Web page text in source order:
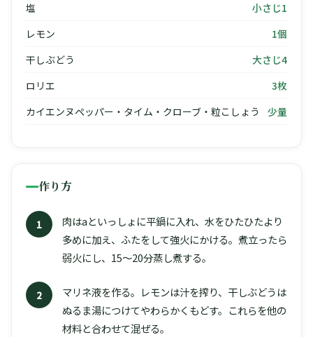
塩
小さじ1
レモン
1個
干しぶどう
大さじ4
ロリエ
3枚
カイエンヌペッパー・タイム・クローブ・粒こしょう
少量
作り方
1
肉はaといっしょに平鍋に入れ、水をひたひたより
多めに加え、ふたをして強火にかける。煮立ったら
弱火にし、15〜20分蒸し煮する。
2
マリネ液を作る。レモンは汁を搾り、干しぶどうは
ぬるま湯につけてやわらかくもどす。これらを他の
材料と合わせて混ぜる。